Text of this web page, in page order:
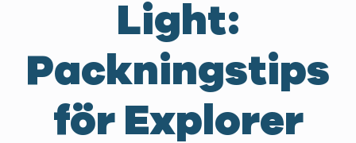
Light:
Packningstips
för Explorer